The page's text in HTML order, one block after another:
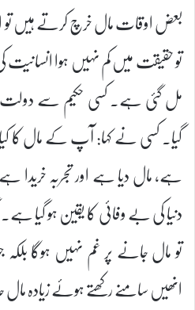
بعض اوقات مال خرچ کرتے ہیں تو
تو حقیقت میں کم نہیں ہوا
مل گئی ہے۔ کسی حکیم سے دولت
گیا۔ کسی نے کہا: آپ کے مال کا
ہے، مال دیا ہے اور تجربہ خریدا
دنیا کی بے وفائی کا یقین ہو گیا
تو مال جانے پر غم نہیں ہوگا
انھیں سامنے رکھتے ہوئے زیادہ